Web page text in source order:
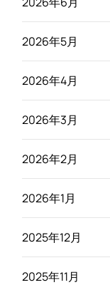
2026年5月
2026年4月
2026年3月
2026年2月
2026年1月
2025年12月
2025年11月